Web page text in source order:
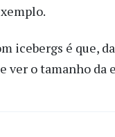
icebergs é que,
ver o tamanho da